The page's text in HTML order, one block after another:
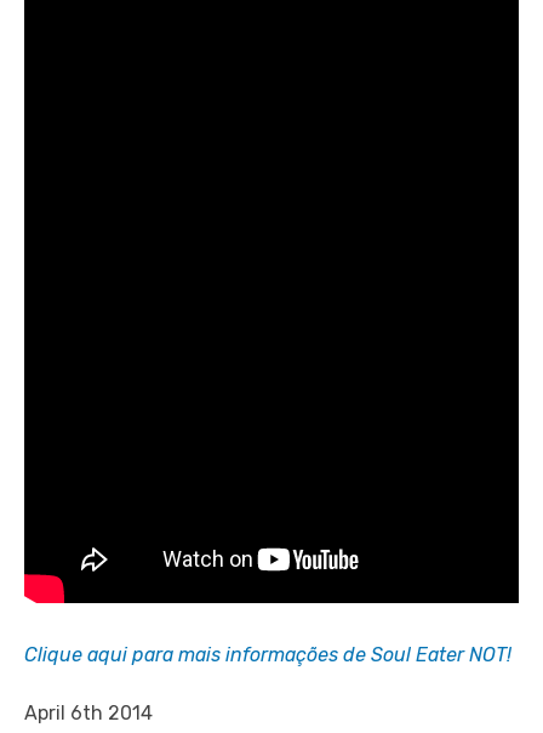
Clique aqui para mais informações de Soul Eater NOT!
April 6th 2014